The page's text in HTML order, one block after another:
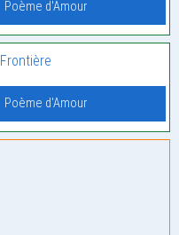
Poème d'Amour
Poème d'Amour